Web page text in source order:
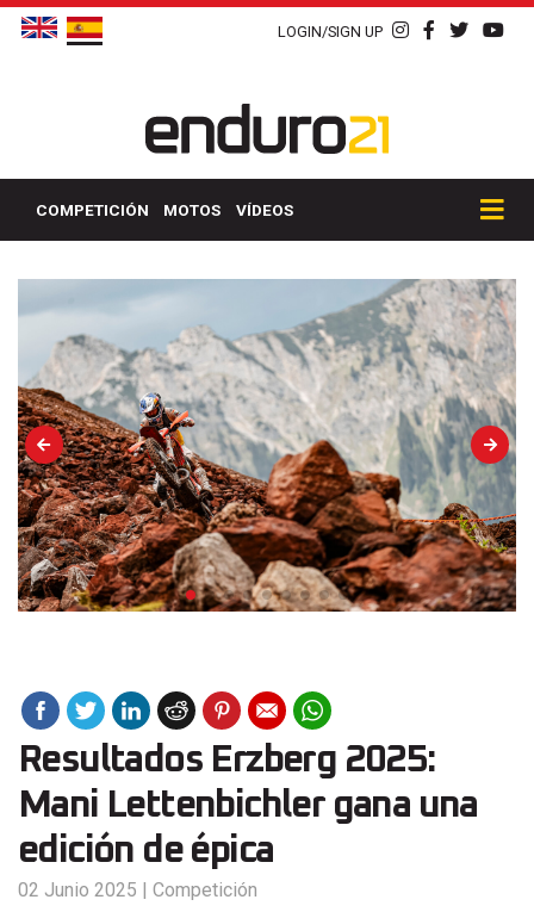
LOGIN/SIGN UP
COMPETICIÓN MOTOS VÍDEOS
Resultados Erzberg 2025:
Mani Lettenbichler gana una
edición de épica
02 Junio 2025 | Competición